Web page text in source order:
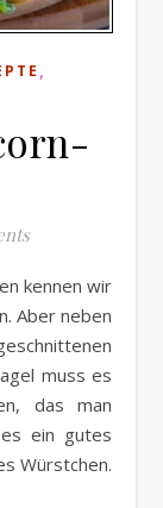
,
Aber neben
muss es
das man
ein gutes
Würstchen.